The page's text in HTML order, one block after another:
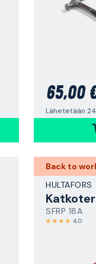
65,00
Lähetetään
Back to
HULTAFORS
SFRP 18A
4,0